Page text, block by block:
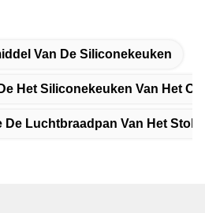
Van De Siliconekeuken
Het Siliconekeuken Van Het
De Luchtbraadpan Van Het Stok